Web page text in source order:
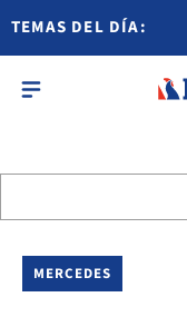
TEMAS DEL DÍA:
MERCEDES